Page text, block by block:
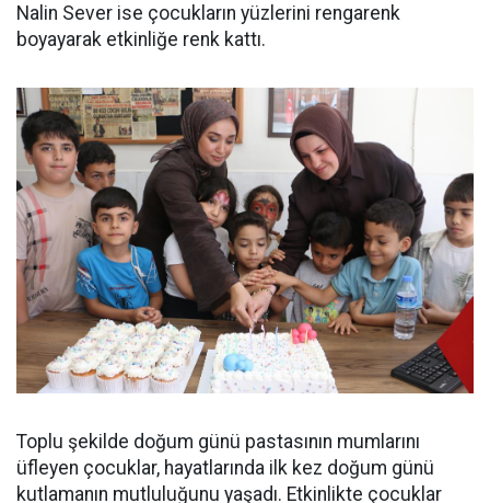
Nalin Sever ise çocukların yüzlerini rengarenk
boyayarak etkinliğe renk kattı.
Toplu şekilde doğum günü pastasının mumlarını
üfleyen çocuklar, hayatlarında ilk kez doğum günü
kutlamanın mutluluğunu yaşadı. Etkinlikte çocuklar